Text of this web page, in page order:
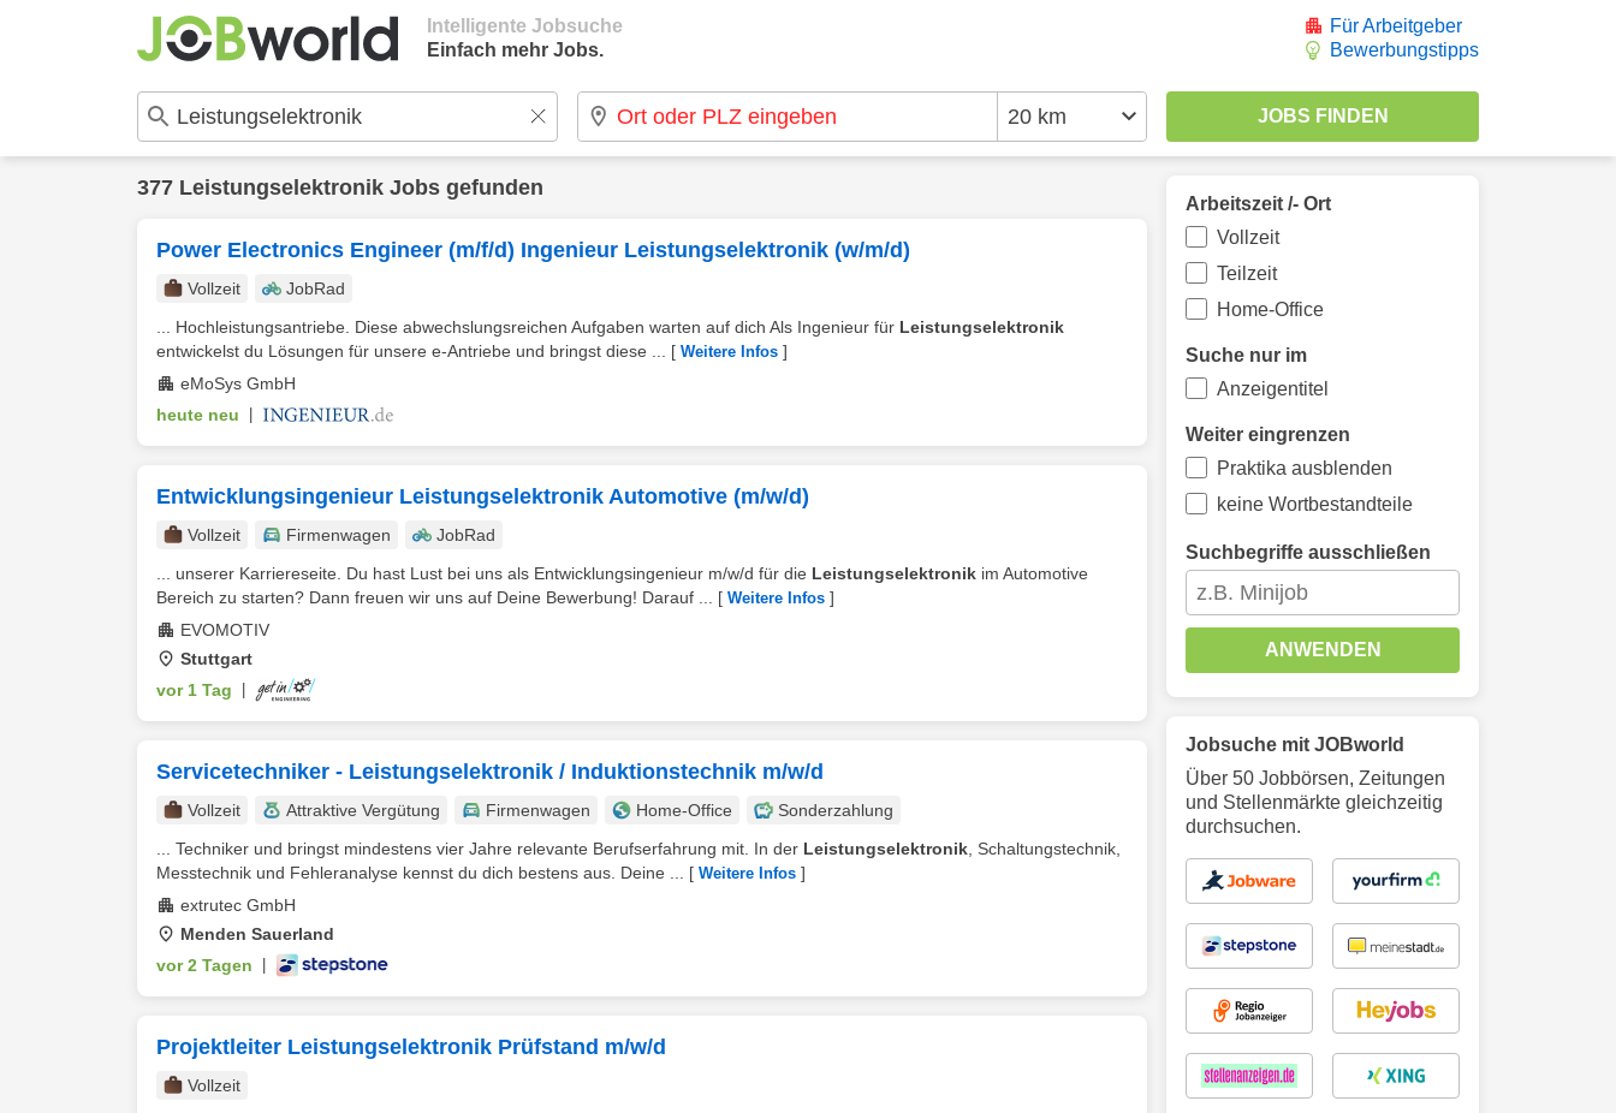
Intelligente Jobsuche
Einfach mehr Jobs.
Für Arbeitgeber
Bewerbungstipps
377 Leistungselektronik Jobs gefunden
Power Electronics Engineer (m/f/d) Ingenieur Leistungselektronik (w/m/d)
Vollzeit
JobRad
... Hochleistungsantriebe. Diese abwechslungsreichen Aufgaben warten auf dich Als Ingenieur für Leistungselektronik
entwickelst du Lösungen für unsere e-Antriebe und bringst diese ...
[ Weitere Infos ]
eMoSys GmbH
heute neu
Entwicklungsingenieur Leistungselektronik Automotive (m/w/d)
Vollzeit Firmenwagen
JobRad
... unserer Karriereseite. Du hast Lust bei uns als Entwicklungsingenieur m/w/d für die Leistungselektronik im Automotive
Bereich zu starten? Dann freuen wir uns auf Deine Bewerbung! Darauf ...
[ Weitere Infos ]
EVOMOTIV
Stuttgart
vor 1 Tag
Servicetechniker - Leistungselektronik / Induktionstechnik m/w/d
Vollzeit Attraktive Vergütung Firmenwagen Home-Office
Sonderzahlung
... Techniker und bringst mindestens vier Jahre relevante Berufserfahrung mit. In der Leistungselektronik , Schaltungstechnik,
Messtechnik und Fehleranalyse kennst du dich bestens aus. Deine ...
[ Weitere Infos ]
extrutec GmbH
Menden Sauerland
vor 2 Tagen
Projektleiter Leistungselektronik Prüfstand m/w/d
Vollzeit
Arbeitszeit /- Ort
Vollzeit
Teilzeit
Home-Office
Suche nur im
Anzeigentitel
Weiter eingrenzen
Praktika ausblenden
keine Wortbestandteile
Suchbegriffe ausschließen
ANWENDEN
Jobsuche mit JOBworld
Über 50 Jobbörsen, Zeitungen
und Stellenmärkte gleichzeitig
durchsuchen.